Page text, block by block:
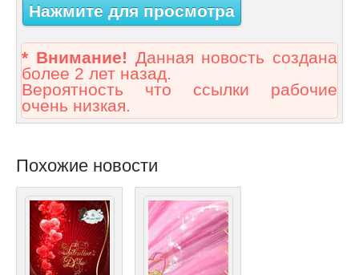
Нажмите для просмотра
* Внимание! Данная новость создана
более 2 лет назад.
Вероятность что ссылки рабочие
очень низкая.
Похожие новости